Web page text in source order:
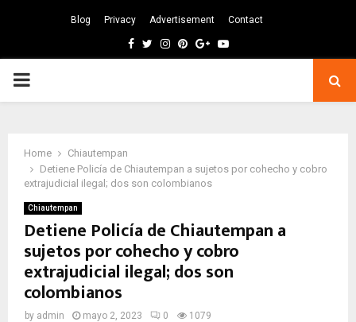
Blog Privacy Advertisement Contact
Facebook
TwitterInstagram
Pinterest
GoogleYoutube
PRIMARY
Home
Chiautempan
Detiene Policía de Chiautempan a sujetos por cohecho y cobro
extrajudicial ilegal; dos son colombianos
Chiautempan
Detiene Policía de Chiautempan a
sujetos por cohecho y cobro
extrajudicial ilegal; dos son
colombianos
by admin mayo 2, 2023 0 1079